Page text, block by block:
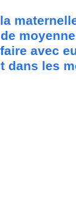
avec
dans les